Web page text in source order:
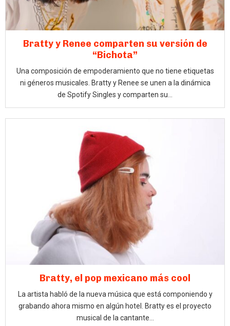
Bratty y Renee comparten su versión de
“Bichota”
Una composición de empoderamiento que no tiene etiquetas
ni géneros musicales. Bratty y Renee se unen a la dinámica
de Spotify Singles y comparten su...
Bratty, el pop mexicano más cool
La artista habló de la nueva música que está componiendo y
grabando ahora mismo en algún hotel. Bratty es el proyecto
musical de la cantante...